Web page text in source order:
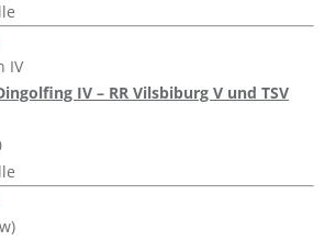
IV
IV – RR Vilsbiburg V und TSV